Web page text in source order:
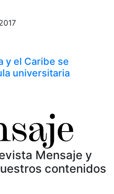
y el Caribe se
universitaria
Mensaje y
contenidos